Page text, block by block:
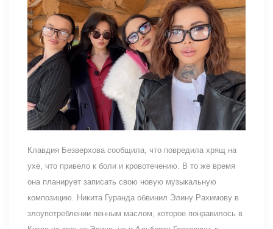
Клавдия Безверхова сообщила, что повредила хрящ на
ухе, что привело к боли и кровотечению. В то же время
она планирует записать свою новую музыкальную
композицию. Никита Гуранда обвинил Элину Рахимову в
злоупотреблении пенным маслом, которое понравилось в